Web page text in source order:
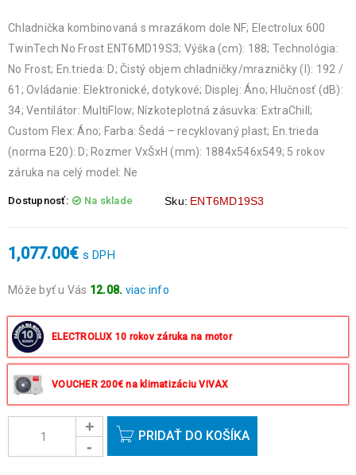
Chladnička kombinovaná s mrazákom dole NF; Electrolux 600
TwinTech No Frost ENT6MD19S3; Výška (cm): 188; Technológia:
No Frost; En.trieda: D; Čistý objem chladničky/mrazničky (l): 192 /
61; Ovládanie: Elektronické, dotykové; Displej: Áno; Hlučnosť (dB):
34; Ventilátor: MultiFlow; Nízkoteplotná zásuvka: ExtraChill;
Custom Flex: Áno; Farba: Šedá – recyklovaný plast; En.trieda
(norma E20): D; Rozmer VxŠxH (mm): 1884x546x549; 5 rokov
záruka na celý model: Ne
Dostupnosť: Na sklade Sku: ENT6MD19S3
1,077.00€ s DPH
Môže byť u Vás 12.08. viac info
okrem víkendov a sviatkov.
ELECTROLUX 10 rokov záruka na motor
VOUCHER 200€ na klimatizáciu VIVAX
PRIDAŤ DO KOŠÍKA